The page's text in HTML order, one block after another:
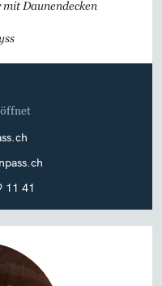
Daunendecken
11 41